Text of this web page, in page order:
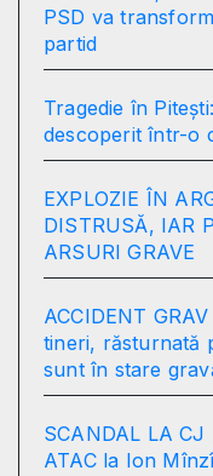
PSD va
partid
Tragedie în
descoperit într-o
EXPLOZIE ÎN
DISTRUSĂ, IAR
ARSURI GRAVE
ACCIDENT
tineri, răsturnată
sunt în stare
SCANDAL LA
ATAC la Ion